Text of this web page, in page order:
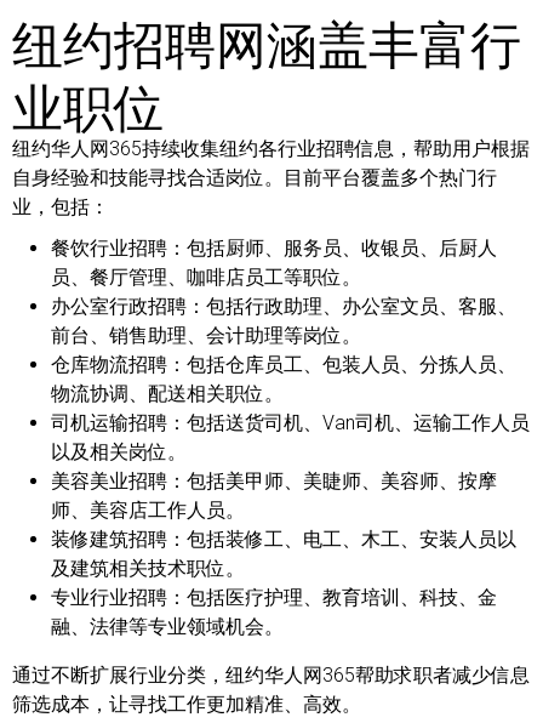
纽约招聘网涵盖丰富行
业职位
纽约华人网365持续收集纽约各行业招聘信息，帮助用户根据
自身经验和技能寻找合适岗位。目前平台覆盖多个热门行
业，包括：
餐饮行业招聘： 包括厨师、服务员、收银员、后厨人
员、餐厅管理、咖啡店员工等职位。
办公室行政招聘： 包括行政助理、办公室文员、客服、
前台、销售助理、会计助理等岗位。
仓库物流招聘： 包括仓库员工、包装人员、分拣人员、
物流协调、配送相关职位。
司机运输招聘： 包括送货司机、Van司机、运输工作人员
以及相关岗位。
美容美业招聘： 包括美甲师、美睫师、美容师、按摩
师、美容店工作人员。
装修建筑招聘： 包括装修工、电工、木工、安装人员以
及建筑相关技术职位。
专业行业招聘： 包括医疗护理、教育培训、科技、金
融、法律等专业领域机会。
通过不断扩展行业分类，纽约华人网365帮助求职者减少信息
筛选成本，让寻找工作更加精准、高效。